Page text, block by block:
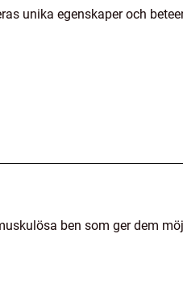
unika egenskaper och
ben som ger dem